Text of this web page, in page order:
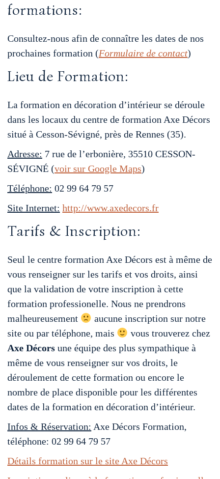
formations:
Consultez-nous afin de connaître les dates de nos
prochaines formation (Formulaire de contact)
Lieu de Formation:
La formation en décoration d’intérieur se déroule
dans les locaux du centre de formation Axe Décors
situé à Cesson-Sévigné, près de Rennes (35).
Adresse: 7 rue de l’erbonière, 35510 CESSON-
SÉVIGNÉ (voir sur Google Maps)
Téléphone: 02 99 64 79 57
Site Internet: http://www.axedecors.fr
Tarifs & Inscription:
Seul le centre formation Axe Décors est à même de
vous renseigner sur les tarifs et vos droits, ainsi
que la validation de votre inscription à cette
formation professionelle. Nous ne prendrons
malheureusement
aucune inscription sur notre
site ou par téléphone, mais
vous trouverez chez
Axe Décors une équipe des plus sympathique à
même de vous renseigner sur vos droits, le
déroulement de cette formation ou encore le
nombre de place disponible pour les différentes
dates de la formation en décoration d’intérieur.
Infos & Réservation: Axe Décors Formation,
téléphone: 02 99 64 79 57
Détails formation sur le site Axe Décors